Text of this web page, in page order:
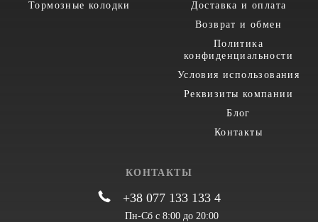
Тормозные колодки
Доставка и оплата
Возврат и обмен
Политика
конфиденциальности
Условия использования
Реквизиты компании
Блог
Контакты
КОНТАКТЫ
+38 077 133 133 4
Пн-Сб с 8:00 до 20:00